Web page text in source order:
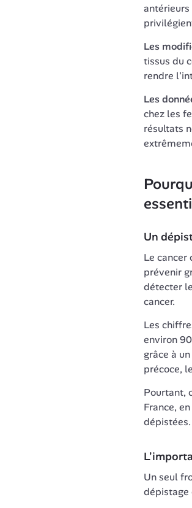
Les
tissus du
rendre
Les
chez les
résultats
Un
Le
prévenir
détecter
cancer.
Les
environ
grâce à
précoce,
Pourtant,
France,
dépistées.
Un seul
dépistage